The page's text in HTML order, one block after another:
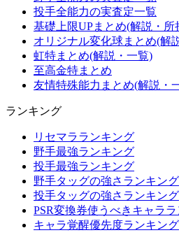
投手全能力の実査定一覧
基礎上限UPまとめ(解説・所
オリジナル変化球まとめ(解
虹特まとめ(解説・一覧)
至高金特まとめ
友情特殊能力まとめ(解説・
ランキング
リセマラランキング
野手最強ランキング
投手最強ランキング
野手タッグの強さランキング
投手タッグの強さランキング
PSR変換券使うべきキャラ
キャラ覚醒優先度ランキング